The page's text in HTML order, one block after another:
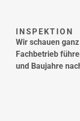
INSPEKTION
Wir schauen
Fachbetrieb
und Baujahre